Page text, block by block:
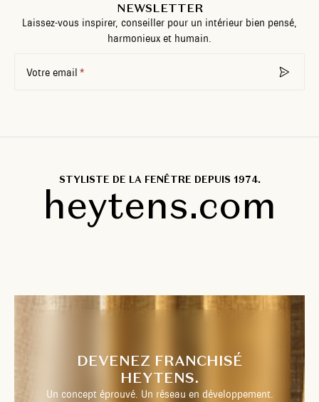
NEWSLETTER
Laissez-vous inspirer, conseiller pour un intérieur bien pensé,
harmonieux et humain.
Votre email
STYLISTE DE LA FENÊTRE DEPUIS 1974.
heytens.com
DEVENEZ FRANCHISÉ
HEYTENS.
Un concept éprouvé. Un réseau en développement.